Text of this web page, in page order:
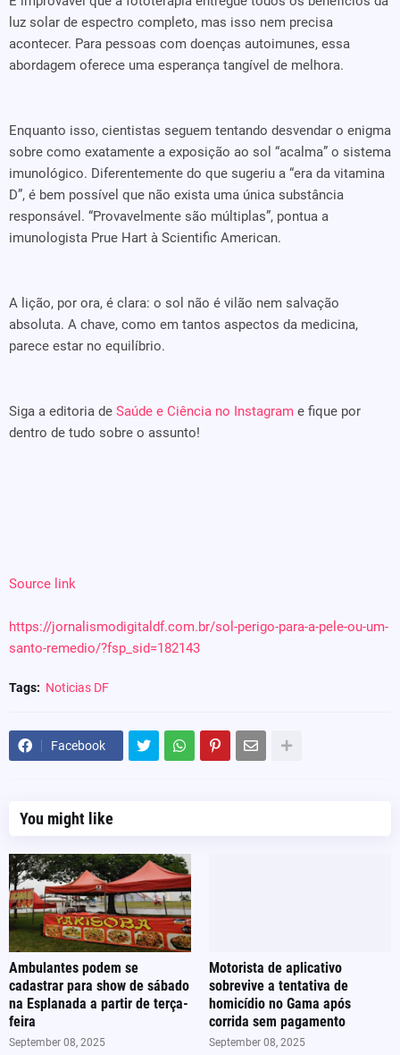
luz solar de espectro completo, mas isso nem precisa
acontecer. Para pessoas com doenças autoimunes, essa
abordagem oferece uma esperança tangível de melhora.
Enquanto isso, cientistas seguem tentando desvendar o enigma
sobre como exatamente a exposição ao sol “acalma” o sistema
imunológico. Diferentemente do que sugeriu a “era da vitamina
D”, é bem possível que não exista uma única substância
responsável. “Provavelmente são múltiplas”, pontua a
imunologista Prue Hart à Scientific American.
A lição, por ora, é clara: o sol não é vilão nem salvação
absoluta. A chave, como em tantos aspectos da medicina,
parece estar no equilíbrio.
Siga a editoria de Saúde e Ciência no Instagram e fique por
dentro de tudo sobre o assunto!
Source link
https://jornalismodigitaldf.com.br/sol-perigo-para-a-pele-ou-um-
santo-remedio/?fsp_sid=182143
Tags: Noticias DF
Facebook
You might like
Ambulantes podem se
cadastrar para show de sábado
na Esplanada a partir de terça-
feira
September 08, 2025
Motorista de aplicativo
sobrevive a tentativa de
homicídio no Gama após
corrida sem pagamento
September 08, 2025